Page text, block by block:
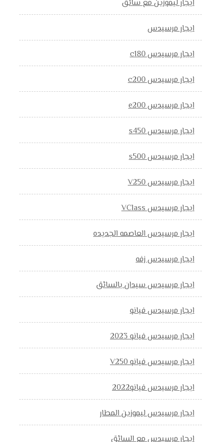
ايجار ليموزين مع سائق
ايجار مرسيدس
ايجار مرسيدس c180
ايجار مرسيدس c200
ايجار مرسيدس e200
ايجار مرسيدس s450
ايجار مرسيدس s500
ايجار مرسيدس V250
ايجار مرسيدس VClass
ايجار مرسيدس العاصمه الجديده
ايجار مرسيدس زفه
ايجار مرسيدس سيدان بالسائق
ايجار مرسيدس فيانو
ايجار مرسيدس فيانو 2023
ايجار مرسيدس فيانو V250
ايجار مرسيدس فيانو2022
ايجار مرسيدس ليموزين المطار
ايجار مرسيدس مع السائق